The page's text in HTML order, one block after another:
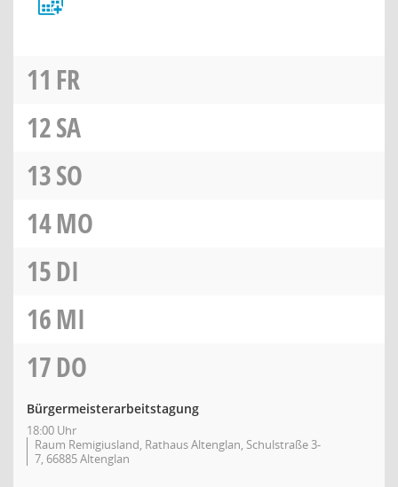
11 FR
12SA
13SO
14MO
15DI
16MI
17DO
Bürgermeisterarbeitstagung
18:00 Uhr
Raum Remigiusland, Rathaus Altenglan, Schulstraße 3-
7, 66885 Altenglan